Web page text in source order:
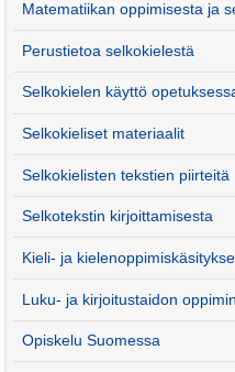
Matematiikan oppimisesta ja
Perustietoa selkokielestä
Selkokielen käyttö
Selkokieliset materiaalit
Selkokielisten tekstien piirteitä
Selkotekstin kirjoittamisesta
Kieli- ja
Luku- ja kirjoitustaidon
Opiskelu Suomessa